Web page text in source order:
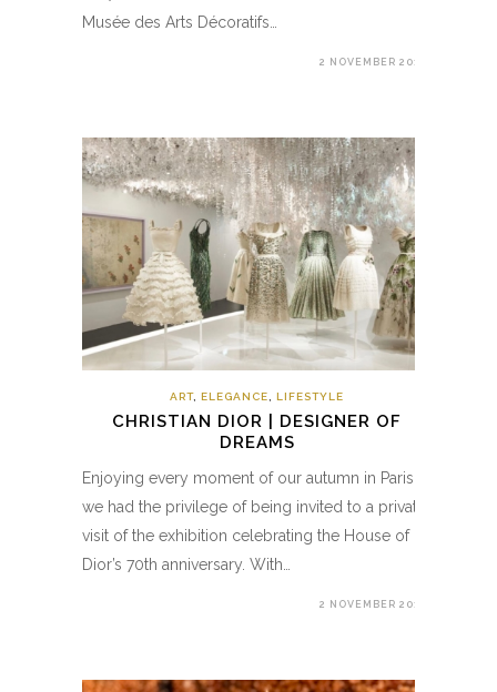
Musée des Arts Décoratifs…
2 NOVEMBER 2017
ART, ELEGANCE LIFESTYLE
CHRISTIAN DIOR | DESIGNER OF
DREAMS
Enjoying every moment of our autumn in Paris,
we had the privilege of being invited to a private
visit of the exhibition celebrating the House of
Dior’s 70th anniversary. With…
2 NOVEMBER 2017